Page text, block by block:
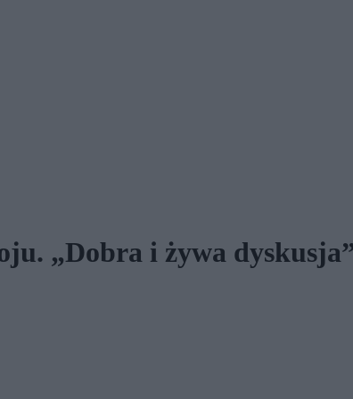
„Dobra i żywa